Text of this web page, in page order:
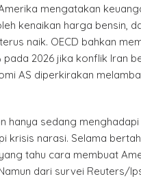
mengatakan
kenaikan harga bensin,
naik. OECD bahkan
pada 2026 jika konflik Iran
AS diperkirakan
hanya sedang
krisis narasi. Selama
tahu cara membuat
dari survei Reuters/